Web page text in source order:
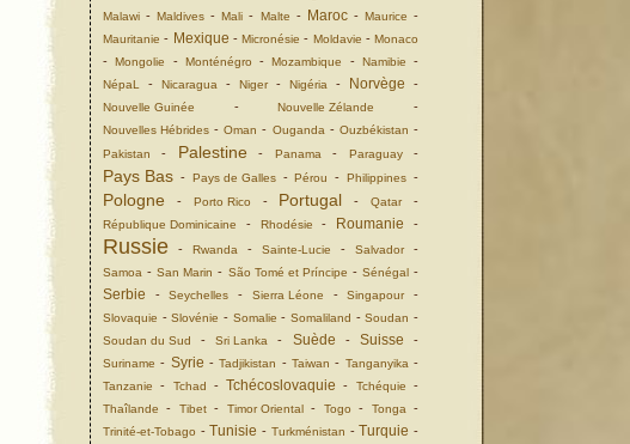
Malawi -Maldives -Mali - Malte - Maroc- Maurice -
Mauritanie - Mexique - Micronésie - Moldavie - Monaco
-Mongolie - Monténégro -Mozambique - Namibie -
NépaL - Nicaragua - Niger- Nigéria - Norvège -
Nouvelle Guinée -Nouvelle Zélande -
Nouvelles Hébrides -Oman - Ouganda - Ouzbékistan -
Pakistan - Palestine - Panama - Paraguay-
Pays Bas - Pays de Galles-Pérou -Philippines -
Pologne - Porto Rico - Portugal -Qatar-
République Dominicaine - Rhodésie - Roumanie -
Russie - Rwanda - Sainte-Lucie - Salvador-
Samoa -San Marin - São Tomé et Príncipe - Sénégal-
Serbie -Seychelles - Sierra Léone -Singapour-
Slovaquie -Slovénie - Somalie -Somaliland -Soudan -
Soudan du Sud -Sri Lanka - Suède - Suisse -
Suriname - Syrie -Tadjikistan -Taiwan - Tanganyika -
Tanzanie - Tchad -Tchécoslovaquie - Tchéquie -
Thaîlande - Tibet- Timor Oriental- Togo - Tonga -
Trinité-et-Tobago -Tunisie - Turkménistan -Turquie -